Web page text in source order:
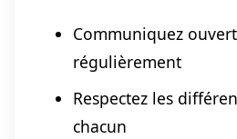
Communiquez
régulièrement
Respectez les
chacun